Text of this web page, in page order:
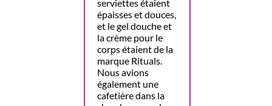
serviettes étaient
épaisses et douces,
et le gel douche et
la crème pour le
corps étaient de la
marque Rituals.
Nous avions
également une
cafetière dans la